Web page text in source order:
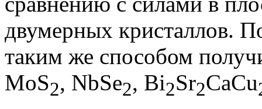
двумерных кристаллов.
таким же способом
MoS2, NbSe2, Bi2Sr2CaCu